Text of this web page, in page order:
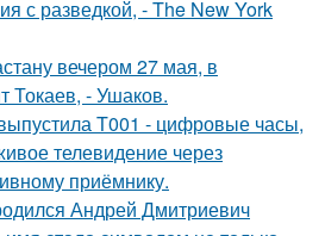
с разведкой, - The New York
вечером 27 мая, в
Токаев, - Ушаков.
T001 - цифровые часы,
телевидение через
приёмнику.
Андрей Дмитриевич